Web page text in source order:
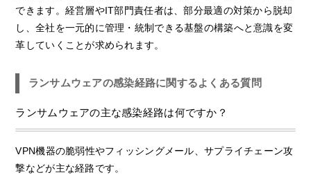
できます。経営層やIT部門責任者は、部分最適の対策から脱却
し、全社を一元的に管理・統制できる基盤の構築へと意識を変
革していくことが求められます。
ランサムウェアの感染経路に関するよくある質問
ランサムウェアの主な感染経路は何ですか？
VPN機器の脆弱性やフィッシングメール、サプライチェーン攻
撃などが主な経路です。